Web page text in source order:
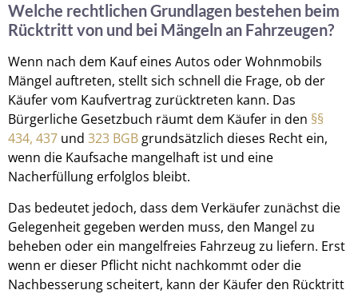
Welche rechtlichen Grundlagen bestehen beim
Rücktritt von und bei Mängeln an Fahrzeugen?
Wenn nach dem Kauf eines Autos oder Wohnmobils
Mängel auftreten, stellt sich schnell die Frage, ob der
Käufer vom Kaufvertrag zurücktreten kann. Das
Bürgerliche Gesetzbuch räumt dem Käufer in den §§
434, 437 und 323 BGB grundsätzlich dieses Recht ein,
wenn die Kaufsache mangelhaft ist und eine
Nacherfüllung erfolglos bleibt.
Das bedeutet jedoch, dass dem Verkäufer zunächst die
Gelegenheit gegeben werden muss, den Mangel zu
beheben oder ein mangelfreies Fahrzeug zu liefern. Erst
wenn er dieser Pflicht nicht nachkommt oder die
Nachbesserung scheitert, kann der Käufer den Rücktritt